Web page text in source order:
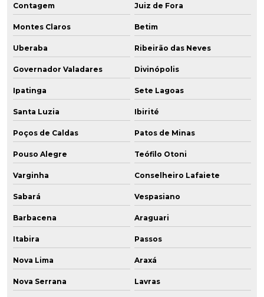
Contagem Juiz de Fora
Montes Claros Betim
Uberaba Ribeirão das Neves
Governador Valadares Divinópolis
Ipatinga Sete Lagoas
Santa Luzia Ibirité
Poços de Caldas Patos de Minas
Pouso Alegre Teófilo Otoni
Varginha Conselheiro Lafaiete
Sabará Vespasiano
Barbacena Araguari
Itabira Passos
Nova Lima Araxá
Nova Serrana Lavras